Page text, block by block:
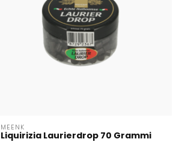
MEENK
Liquirizia Laurierdrop 70 Grammi